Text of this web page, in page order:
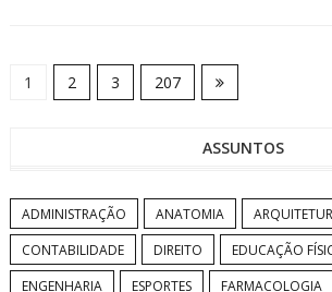
1 2 3 207
ASSUNTOS
ADMINISTRAÇÃO ANATOMIA
CONTABILIDADE
DIREITO EDUCAÇÃO
ENGENHARIA
ESPORTES FARMACOLOGIA